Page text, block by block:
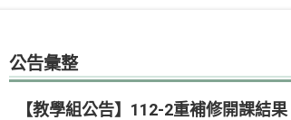
公告彙整
【教學組公告】112-2重補修開課結果